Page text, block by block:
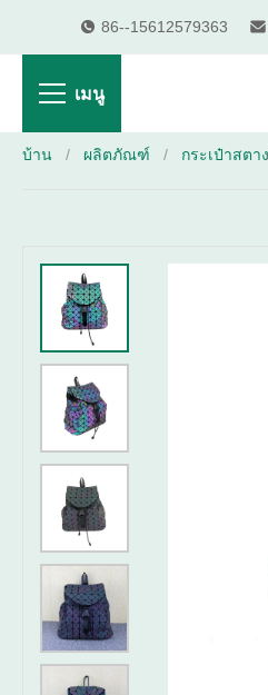
86--15612579363
เมนู
บ้าน / ผลิตภัณฑ์ / กระเป๋าสต